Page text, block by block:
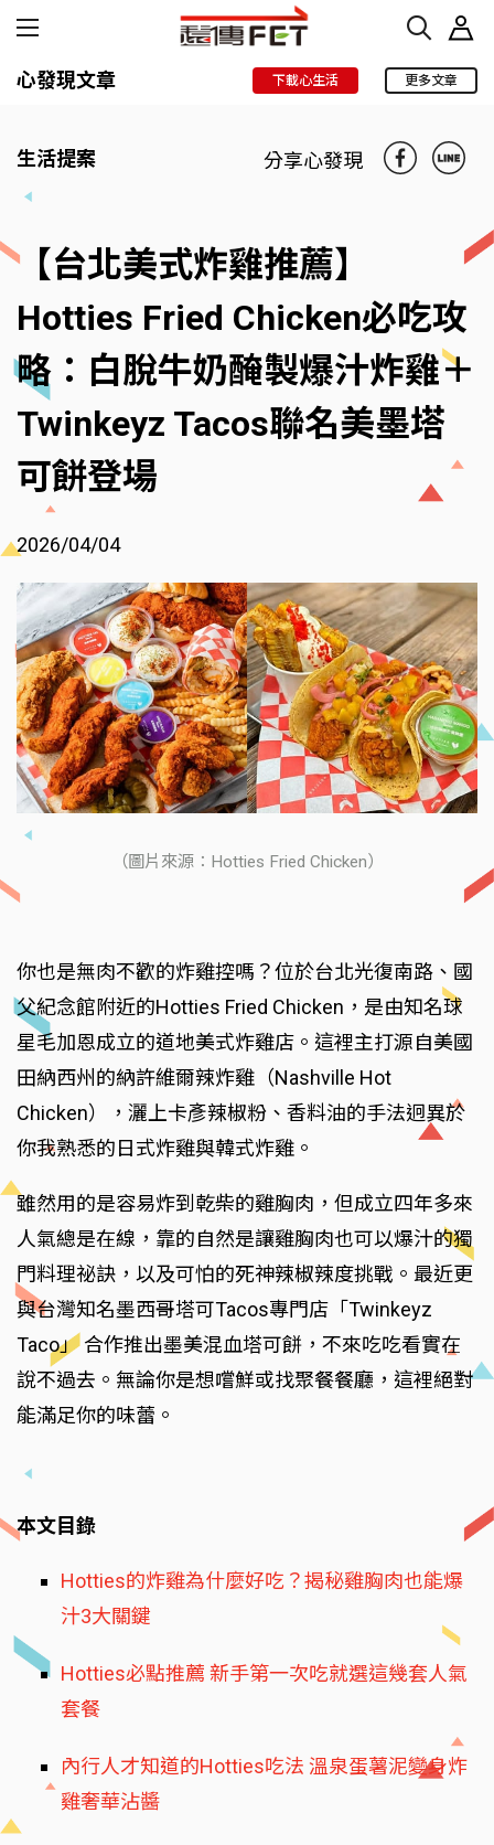
心發現文章 下載心生活 更多文章
生活提案 分享心發現
【台北美式炸雞推薦】
Hotties Fried Chicken必吃攻
略：白脫牛奶醃製爆汁炸雞＋
Twinkeyz Tacos聯名美墨塔
可餅登場
2026/04/04
（圖片來源：Hotties Fried Chicken）
你也是無肉不歡的炸雞控嗎？位於台北光復南路、國
父紀念館附近的Hotties Fried Chicken，是由知名球
星毛加恩成立的道地美式炸雞店。這裡主打源自美國
田納西州的納許維爾辣炸雞（Nashville Hot
Chicken），灑上卡彥辣椒粉、香料油的手法迥異於
你我熟悉的日式炸雞與韓式炸雞。
雖然用的是容易炸到乾柴的雞胸肉，但成立四年多來
人氣總是在線，靠的自然是讓雞胸肉也可以爆汁的獨
門料理祕訣，以及可怕的死神辣椒辣度挑戰。最近更
與台灣知名墨西哥塔可Tacos專門店「Twinkeyz
Taco」 合作推出墨美混血塔可餅，不來吃吃看實在
說不過去。無論你是想嚐鮮或找聚餐餐廳，這裡絕對
能滿足你的味蕾。
本文目錄
Hotties的炸雞為什麼好吃？揭秘雞胸肉也能爆
汁3大關鍵
Hotties必點推薦 新手第一次吃就選這幾套人氣
套餐
內行人才知道的Hotties吃法 溫泉蛋薯泥變身炸
雞奢華沾醬